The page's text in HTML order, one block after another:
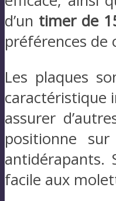
d’un timer de
préférences de
Les plaques
caractéristique
assurer
positionne
antidérapants.
facile aux